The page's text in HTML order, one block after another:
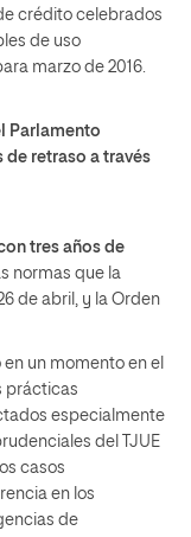
crédito celebrados
de uso
marzo de 2016.
Parlamento
de retraso a través
tres años de
normas que la
de abril, y la Orden
un momento en el
prácticas
especialmente
del TJUE
casos
en los
de